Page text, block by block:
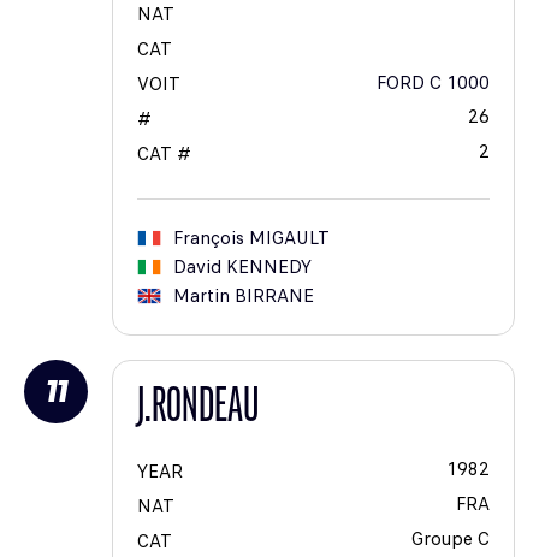
NAT
CAT
VOIT
FORD C 1000
#
26
CAT #
2
François MIGAULT
David KENNEDY
Martin BIRRANE
11 J.RONDEAU
YEAR
1982
NAT
FRA
CAT
Groupe C